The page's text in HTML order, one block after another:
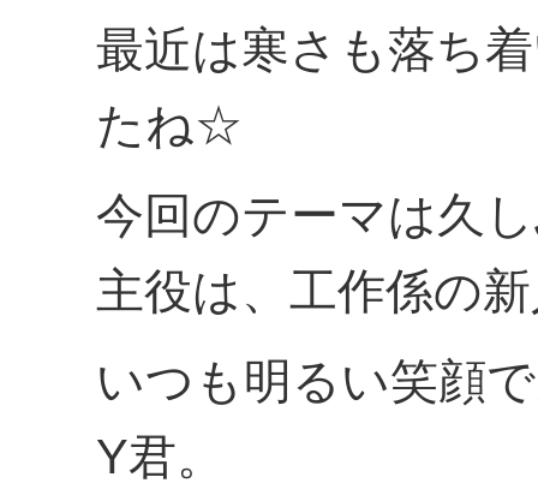
最近は寒さも落ち
たね☆
今回のテーマは久
主役は、工作係の
いつも明るい笑顔
Y君。